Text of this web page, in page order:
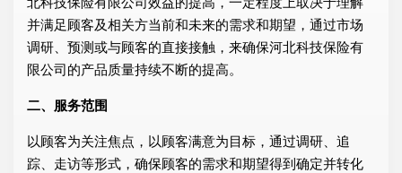
北科技保险有限公司效益的提高，一定程度上取决于理解
并满足顾客及相关方当前和未来的需求和期望，通过市场
调研、预测或与顾客的直接接触，来确保河北科技保险有
限公司的产品质量持续不断的提高。
二、服务范围
以顾客为关注焦点，以顾客满意为目标，通过调研、追
踪、走访等形式，确保顾客的需求和期望得到确定并转化